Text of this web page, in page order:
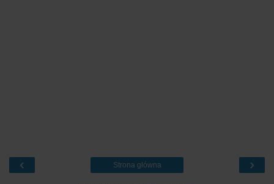
‹ ›
Strona główna